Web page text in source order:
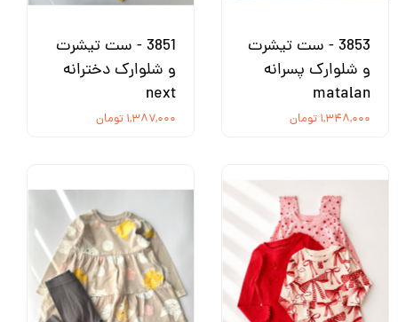
3853 - ست تیشرت
و شلوارک پسرانه
matalan
۱,۳۴۸,۰۰۰ تومان
3851 - ست تیشرت
و شلوارک دخترانه
next
۱,۳۸۷,۰۰۰ تومان